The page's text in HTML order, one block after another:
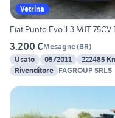
Vetrina
Fiat Punto Evo 1.3 MJT
3.200 €Mesagne(BR)
Usato
05/2011 222485
Rivenditore FAGROUP SRLS